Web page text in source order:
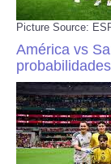
Picture Source:
América vs
probabilidades